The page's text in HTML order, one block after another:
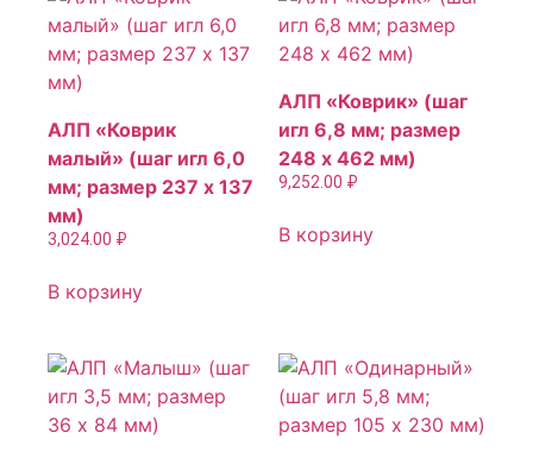
АЛП «Коврик
малый» (шаг игл 6,0
мм; размер 237 х 137
мм)
3,024.00 ₽
В корзину
АЛП «Коврик» (шаг
игл 6,8 мм; размер
248 х 462 мм)
9,252.00 ₽
В корзину